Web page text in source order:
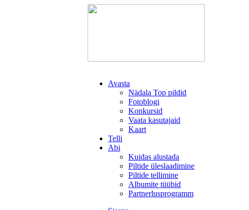
Avasta
Nädala Top pildid
Fotoblogi
Konkursid
Vaata kasutajaid
Kaart
Telli
Abi
Kuidas alustada
Piltide üleslaadimine
Piltide tellimine
Albumite tüübid
Partnerlusprogramm